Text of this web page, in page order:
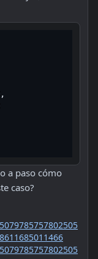
,
a paso cómo
caso?